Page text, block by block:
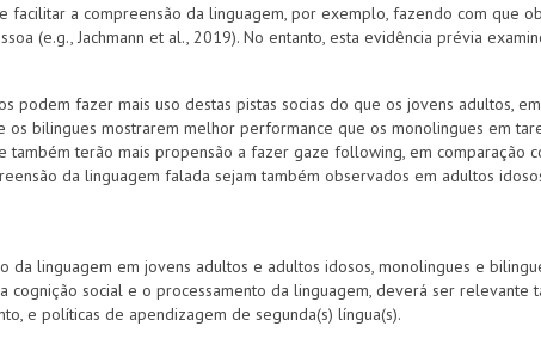
a compreensão da linguagem, por exemplo, fazendo com que
(e.g., Jachmann et al., 2019). No entanto, esta evidência prévia
podem fazer mais uso destas pistas socias do que os jovens adultos,
bilingues mostrarem melhor performance que os monolingues em
também terão mais propensão a fazer gaze following, em comparação
da linguagem falada sejam também observados em adultos
linguagem em jovens adultos e adultos idosos, monolingues e
cognição social e o processamento da linguagem, deverá ser relevante
e políticas de apendizagem de segunda(s) língua(s).